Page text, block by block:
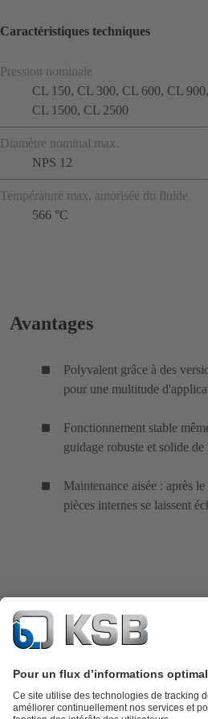
Caractéristiques techniques
Pression nominale
CL 150, CL 300, CL 600, CL 900,
CL 1500, CL 2500
Diamètre nominal max.
NPS 12
Température max. autorisée du fluide
566 °C
Avantages
Polyvalent grâce à des
pour une multitude
Fonctionnement stable
guidage robuste et solide
Maintenance aisée : après
pièces internes se laissent